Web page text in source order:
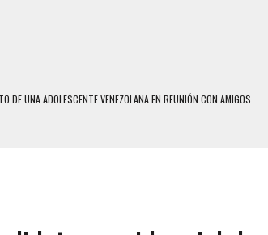
DE UNA ADOLESCENTE VENEZOLANA EN REUNIÓN CON AMIGOS
TRAS LOS TERREMOTOS: CAYERON DESDE EL PISO NUEVE DEL
SE INUNDABA